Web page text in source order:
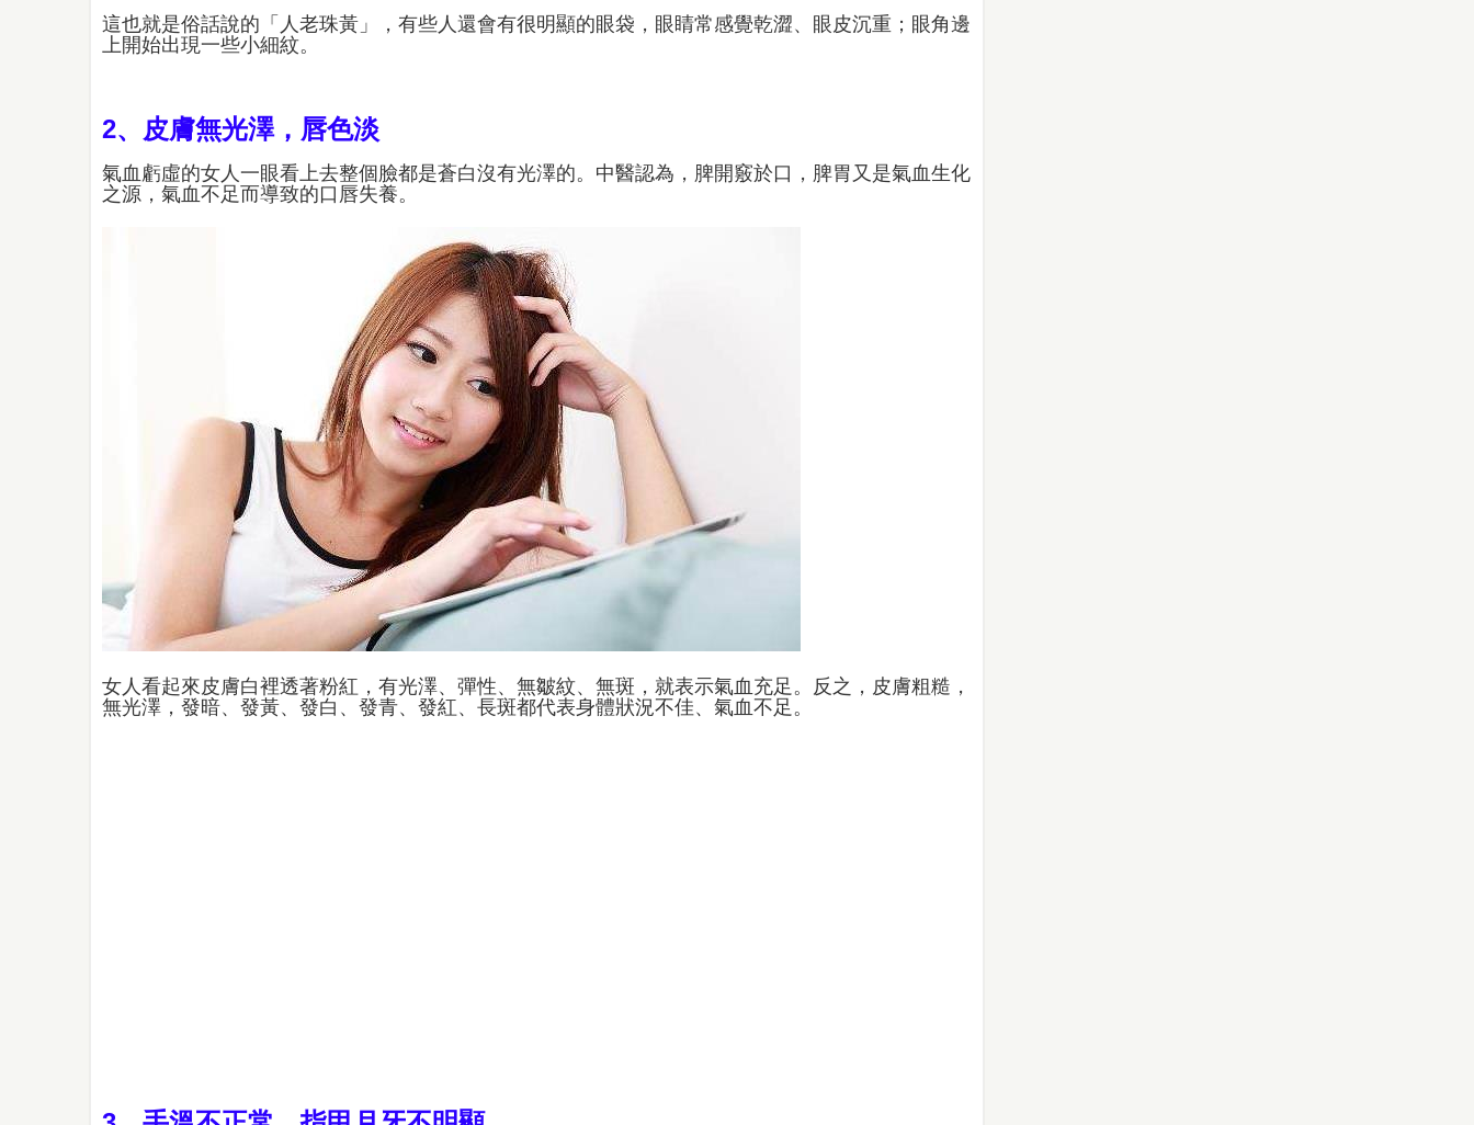
這也就是俗話說的「人老珠黃」，有些人還會有很明顯的眼袋，眼睛常感覺乾澀、眼皮沉重；眼角邊
上開始出現一些小細紋。
2、皮膚無光澤，唇色淡
氣血虧虛的女人一眼看上去整個臉都是蒼白沒有光澤的。中醫認為，脾開竅於口，脾胃又是氣血生化
之源，氣血不足而導致的口唇失養。
女人看起來皮膚白裡透著粉紅，有光澤、彈性、無皺紋、無斑，就表示氣血充足。反之，皮膚粗糙，
無光澤，發暗、發黃、發白、發青、發紅、長斑都代表身體狀況不佳、氣血不足。